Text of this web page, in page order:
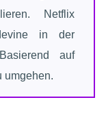
Netflix
in der
auf
umgehen.